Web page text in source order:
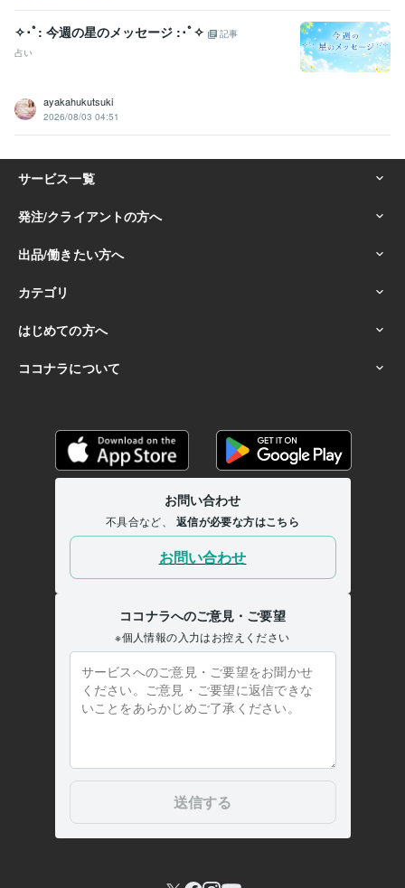
✧･ﾟ: 今週の星のメッセージ :･ﾟ✧
記事
占い
ayakahukutsuki
2026/08/03 04:51